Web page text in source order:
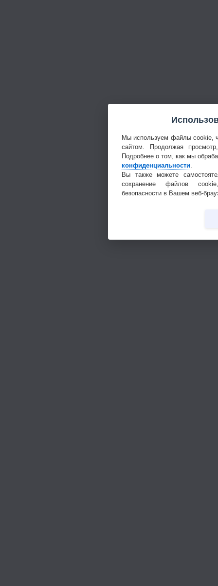
Мы используем файлы cookie,
сайтом. Продолжая
Подробнее о том, как мы
конфиденциальности
Вы также можете
сохранение файлов
безопасности в Вашем веб-